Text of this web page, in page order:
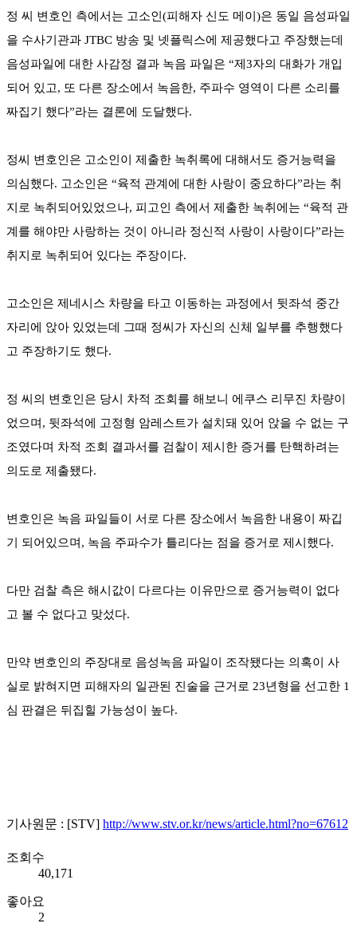
정 씨 변호인 측에서는 고소인(피해자 신도 메이)은 동일 음성파일
을 수사기관과 JTBC 방송 및 넷플릭스에 제공했다고 주장했는데
음성파일에 대한 사감정 결과 녹음 파일은 “제3자의 대화가 개입
되어 있고, 또 다른 장소에서 녹음한, 주파수 영역이 다른 소리를
짜집기 했다”라는 결론에 도달했다.
정씨 변호인은 고소인이 제출한 녹취록에 대해서도 증거능력을
의심했다. 고소인은 “육적 관계에 대한 사랑이 중요하다”라는 취
지로 녹취되어있었으나, 피고인 측에서 제출한 녹취에는 “육적 관
계를 해야만 사랑하는 것이 아니라 정신적 사랑이 사랑이다”라는
취지로 녹취되어 있다는 주장이다.
고소인은 제네시스 차량을 타고 이동하는 과정에서 뒷좌석 중간
자리에 앉아 있었는데 그때 정씨가 자신의 신체 일부를 추행했다
고 주장하기도 했다.
정 씨의 변호인은 당시 차적 조회를 해보니 에쿠스 리무진 차량이
었으며, 뒷좌석에 고정형 암레스트가 설치돼 있어 앉을 수 없는 구
조였다며 차적 조회 결과서를 검찰이 제시한 증거를 탄핵하려는
의도로 제출됐다.
변호인은 녹음 파일들이 서로 다른 장소에서 녹음한 내용이 짜깁
기 되어있으며, 녹음 주파수가 틀리다는 점을 증거로 제시했다.
다만 검찰 측은 해시값이 다르다는 이유만으로 증거능력이 없다
고 볼 수 없다고 맞섰다.
만약 변호인의 주장대로 음성녹음 파일이 조작됐다는 의혹이 사
실로 밝혀지면 피해자의 일관된 진술을 근거로 23년형을 선고한 1
심 판결은 뒤집힐 가능성이 높다.
기사원문 : [STV] http://www.stv.or.kr/news/article.html?no=67612
조회수
40,171
좋아요
2